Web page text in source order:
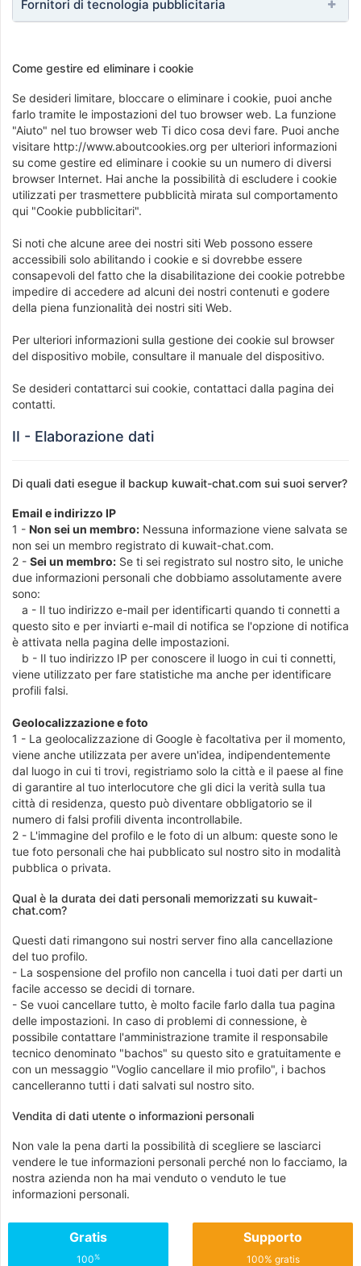
Fornitori di tecnologia pubblicitaria
Come gestire ed eliminare i cookie
Se desideri limitare, bloccare o eliminare i cookie, puoi anche
farlo tramite le impostazioni del tuo browser web. La funzione
"Aiuto" nel tuo browser web Ti dico cosa devi fare. Puoi anche
visitare http://www.aboutcookies.org per ulteriori informazioni
su come gestire ed eliminare i cookie su un numero di diversi
browser Internet. Hai anche la possibilità di escludere i cookie
utilizzati per trasmettere pubblicità mirata sul comportamento
qui "Cookie pubblicitari".
Si noti che alcune aree dei nostri siti Web possono essere
accessibili solo abilitando i cookie e si dovrebbe essere
consapevoli del fatto che la disabilitazione dei cookie potrebbe
impedire di accedere ad alcuni dei nostri contenuti e godere
della piena funzionalità dei nostri siti Web.
Per ulteriori informazioni sulla gestione dei cookie sul browser
del dispositivo mobile, consultare il manuale del dispositivo.
Se desideri contattarci sui cookie, contattaci dalla pagina dei
contatti.
II - Elaborazione dati
Di quali dati esegue il backup kuwait-chat.com sui suoi server?
Email e indirizzo IP
1 - Non sei un membro: Nessuna informazione viene salvata se
non sei un membro registrato di kuwait-chat.com.
2 - Sei un membro: Se ti sei registrato sul nostro sito, le uniche
due informazioni personali che dobbiamo assolutamente avere
sono:
a - Il tuo indirizzo e-mail per identificarti quando ti connetti a
questo sito e per inviarti e-mail di notifica se l'opzione di notifica
è attivata nella pagina delle impostazioni.
b - Il tuo indirizzo IP per conoscere il luogo in cui ti connetti,
viene utilizzato per fare statistiche ma anche per identificare
profili falsi.
Geolocalizzazione e foto
1 - La geolocalizzazione di Google è facoltativa per il momento,
viene anche utilizzata per avere un'idea, indipendentemente
dal luogo in cui ti trovi, registriamo solo la città e il paese al fine
di garantire al tuo interlocutore che gli dici la verità sulla tua
città di residenza, questo può diventare obbligatorio se il
numero di falsi profili diventa incontrollabile.
2 - L'immagine del profilo e le foto di un album: queste sono le
tue foto personali che hai pubblicato sul nostro sito in modalità
pubblica o privata.
Qual è la durata dei dati personali memorizzati su kuwait-
chat.com?
Questi dati rimangono sui nostri server fino alla cancellazione
del tuo profilo.
- La sospensione del profilo non cancella i tuoi dati per darti un
facile accesso se decidi di tornare.
- Se vuoi cancellare tutto, è molto facile farlo dalla tua pagina
delle impostazioni. In caso di problemi di connessione, è
possibile contattare l'amministrazione tramite il responsabile
tecnico denominato "bachos" su questo sito e gratuitamente e
con un messaggio "Voglio cancellare il mio profilo", i bachos
cancelleranno tutti i dati salvati sul nostro sito.
Vendita di dati utente o informazioni personali
Non vale la pena darti la possibilità di scegliere se lasciarci
vendere le tue informazioni personali perché non lo facciamo, la
nostra azienda non ha mai venduto o venduto le tue
informazioni personali.
Gratis
100%
Supporto
100% gratis